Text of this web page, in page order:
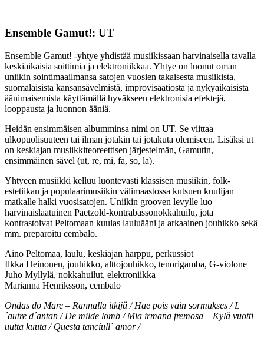
Ensemble Gamut!: UT
Ensemble Gamut! -yhtye yhdistää musiikissaan harvinaisella tavalla
keskiaikaisia soittimia ja elektroniikkaa. Yhtye on luonut oman
uniikin sointimaailmansa satojen vuosien takaisesta musiikista,
suomalaisista kansansävelmistä, improvisaatiosta ja nykyaikaisista
äänimaisemista käyttämällä hyväkseen elektronisia efektejä,
looppausta ja luonnon ääniä.
Heidän ensimmäisen albumminsa nimi on UT. Se viittaa
ulkopuolisuuteen tai ilman jotakin tai jotakuta olemiseen. Lisäksi ut
on keskiajan musiikkiteoreettisen järjestelmän, Gamutin,
ensimmäinen sävel (ut, re, mi, fa, so, la).
Yhtyeen musiikki kelluu luontevasti klassisen musiikin, folk-
estetiikan ja populaarimusiikin välimaastossa kutsuen kuulijan
matkalle halki vuosisatojen. Uniikin grooven levylle luo
harvinaislaatuinen Paetzold-kontrabassonokkahuilu, jota
kontrastoivat Peltomaan kuulas lauluääni ja arkaainen jouhikko sekä
mm. preparoitu cembalo.
Aino Peltomaa, laulu, keskiajan harppu, perkussiot
Ilkka Heinonen, jouhikko, alttojouhikko, tenorigamba, G-violone
Juho Myllylä, nokkahuilut, elektroniikka
Marianna Henriksson, cembalo
Ondas do Mare – Rannalla itkijä / Hae pois vain sormukses / L
´autre d´antan / De milde lomb / Mia irmana fremosa – Kylä vuotti
uutta kuuta / Questa tanciull´ amor /